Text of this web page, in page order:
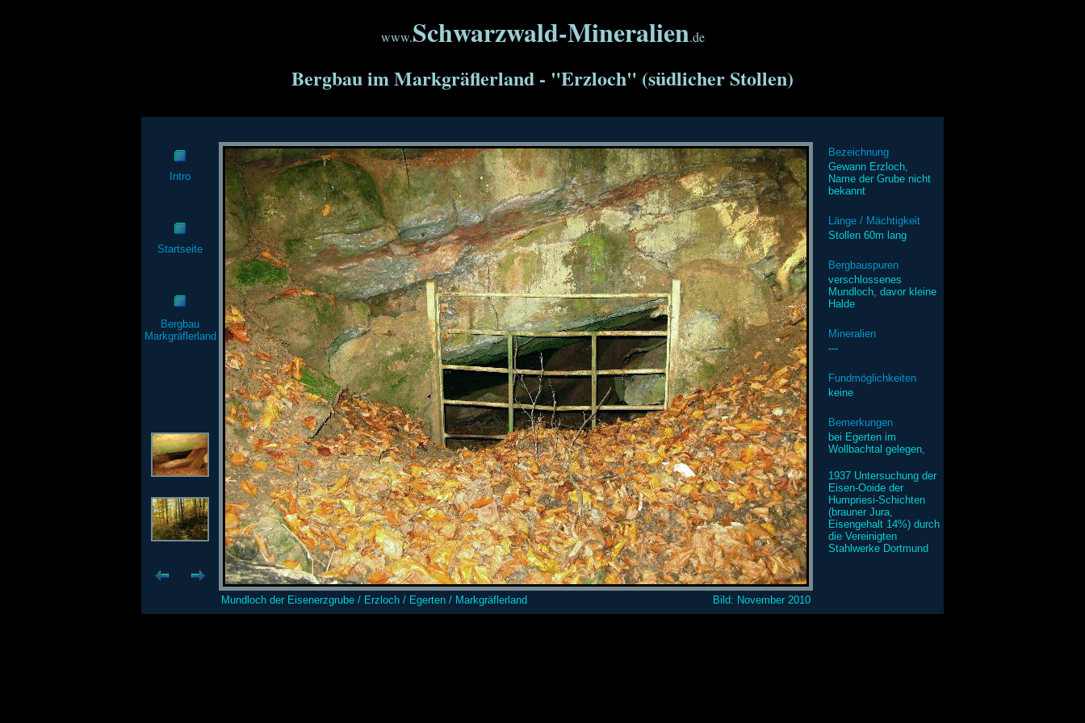
www.Schwarzwald-Mineralien.de
Bergbau im Markgräflerland - "Erzloch" (südlicher Stollen)
Intro
Startseite
Bergbau
Markgräflerland
Bezeichnung
Gewann Erzloch,
Name der Grube nicht
bekannt
Länge / Mächtigkeit
Stollen 60m lang
Bergbauspuren
verschlossenes
Mundloch, davor kleine
Halde
Mineralien
---
Fundmöglichkeiten
keine
Bemerkungen
bei Egerten im
Wollbachtal gelegen,
1937 Untersuchung der
Eisen-Ooide der
Humpriesi-Schichten
(brauner Jura,
Eisengehalt 14%) durch
die Vereinigten
Stahlwerke Dortmund
Mundloch der Eisenerzgrube / Erzloch / Egerten / Markgräflerland Bild: November 2010